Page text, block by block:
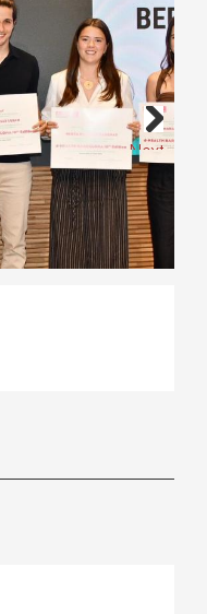
Next